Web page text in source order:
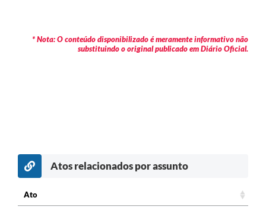
* Nota: O conteúdo disponibilizado é meramente informativo não
substituindo o original publicado em Diário Oficial.
Atos relacionados por assunto
Ato